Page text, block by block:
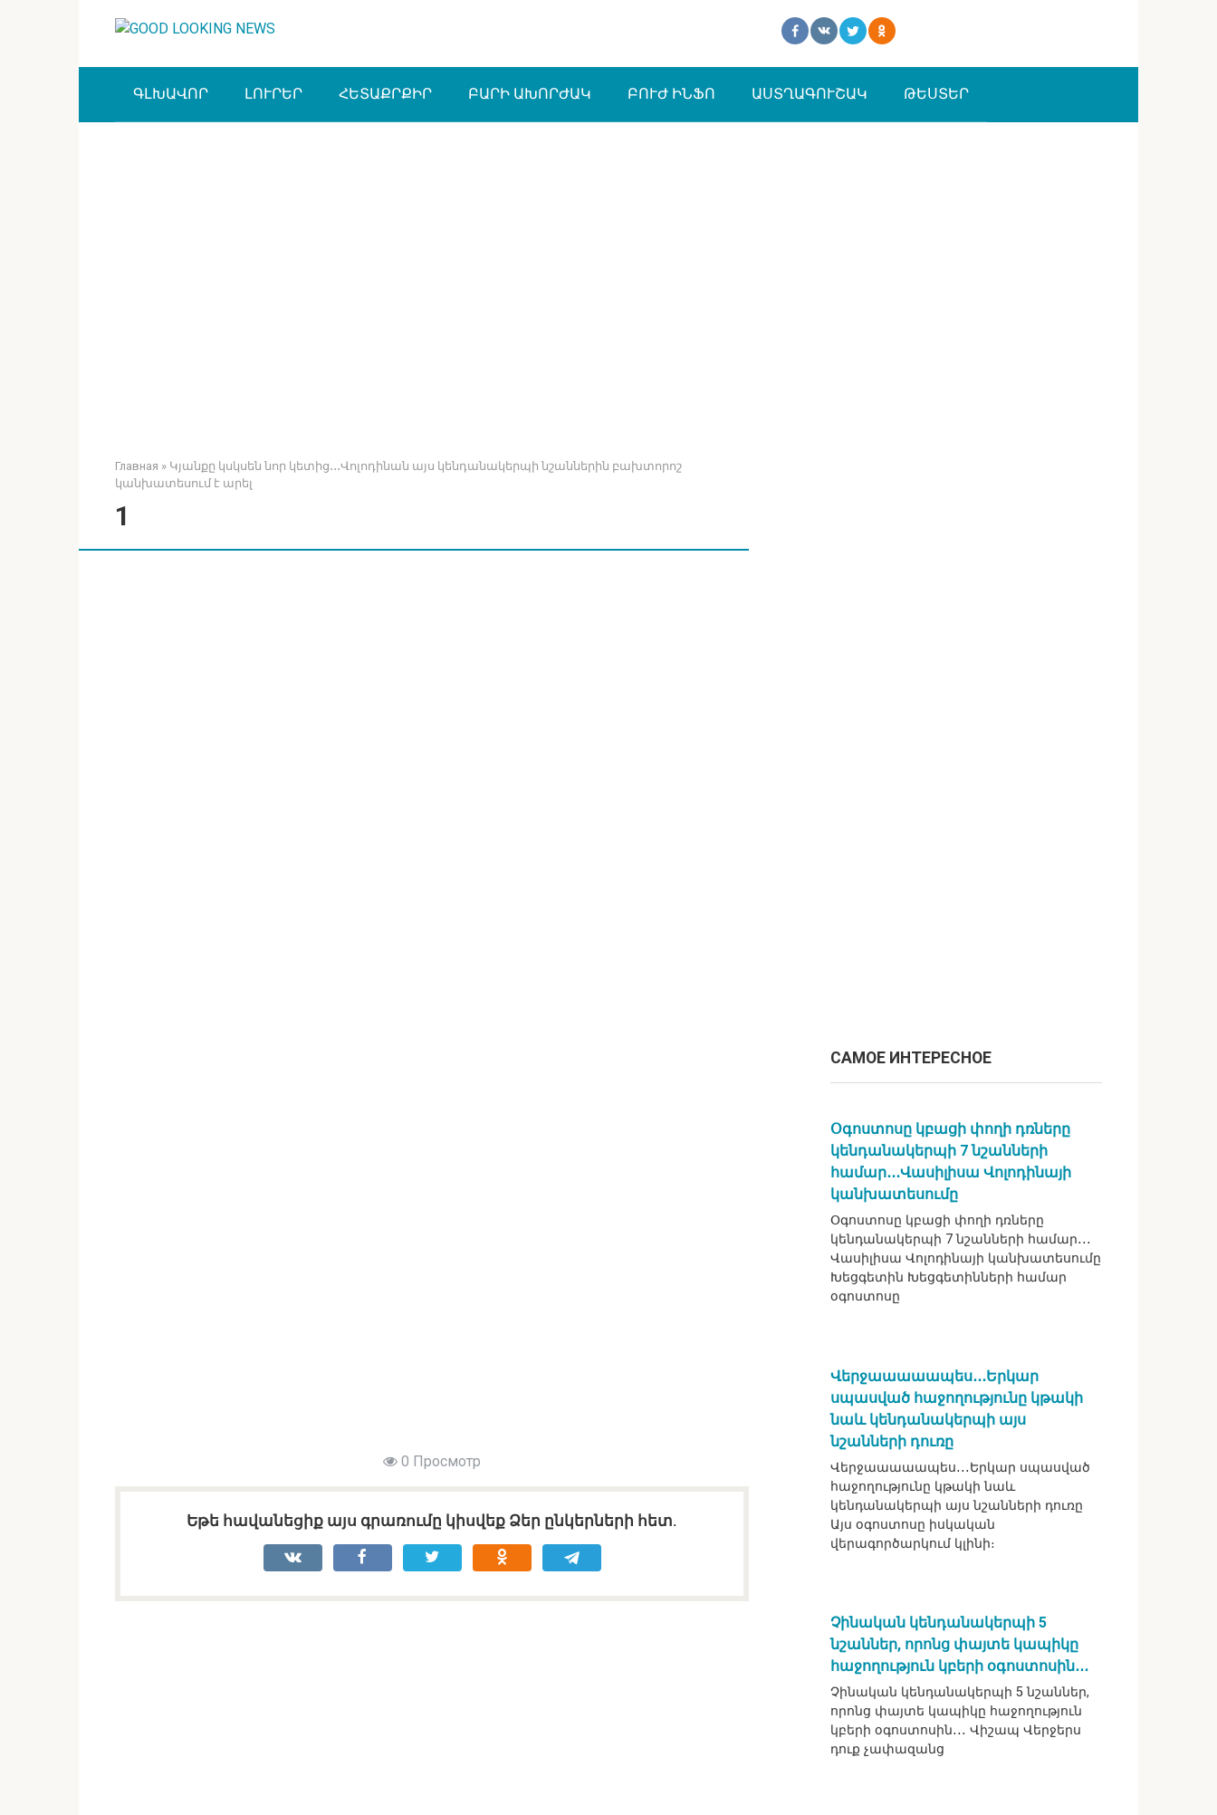
ԳԼԽԱՎՈՐ ԼՈՒՐԵՐ ՀԵՏԱՔՐՔԻՐ ԲԱՐԻ ԱԽՈՐԺԱԿ ԲՈՒԺ ԻՆՖՈ ԱՍՏՂԱԳՈՒՇԱԿ ԹԵՍՏԵՐ
Главная » Կյանքը կսկսեն նոր կետից․․․Վոլոդինան այս կենդանակերպի նշաններին բախտորոշ
կանխատեսում է արել
1
0 Просмотр
Եթե հավանեցիք այս գրառումը կիսվեք Ձեր ընկերների հետ.
САМОЕ ИНТЕРЕСНОЕ
Օգոստոսը կբացի փողի դռները
կենդանակերպի 7 նշանների
համար․․․Վասիլիսա Վոլոդինայի
կանխատեսումը
Օգոստոսը կբացի փողի դռները
կենդանակերպի 7 նշանների համար․․․
Վասիլիսա Վոլոդինայի կանխատեսումը
Խեցգետին Խեցգետինների համար
օգոստոսը
Վերջաաաաապես․․․Երկար
սպասված հաջողությունը կթակի
նաև կենդանակերպի այս
նշանների դուռը
Վերջաաաաապես․․․Երկար սպասված
հաջողությունը կթակի նաև
կենդանակերպի այս նշանների դուռը
Այս օգոստոսը իսկական
վերագործարկում կլինի։
Չինական կենդանակերպի 5
նշաններ, որոնց փայտե կապիկը
հաջողություն կբերի օգոստոսին․․․
Չինական կենդանակերպի 5 նշաններ,
որոնց փայտե կապիկը հաջողություն
կբերի օգոստոսին․․․ Վիշապ Վերջերս
դուք չափազանց